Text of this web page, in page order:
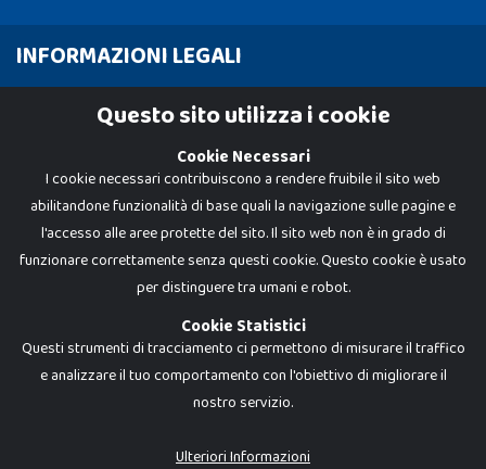
INFORMAZIONI LEGALI
Cookie Policy
Dadi e Mattoncini è un brand di Giocabene Srl. Ogni riproduzione o utilizzo non
I prezzi e le promozioni pubblicate potrebbero differire da quanto esposto in
Questo sito utilizza i cookie
Cookie Necessari
I cookie necessari contribuiscono a rendere fruibile il sito web
abilitandone funzionalità di base quali la navigazione sulle pagine e
l'accesso alle aree protette del sito. Il sito web non è in grado di
funzionare correttamente senza questi cookie. Questo cookie è usato
per distinguere tra umani e robot.
Cookie Statistici
Questi strumenti di tracciamento ci permettono di misurare il traffico
e analizzare il tuo comportamento con l'obiettivo di migliorare il
nostro servizio.
Ulteriori Informazioni